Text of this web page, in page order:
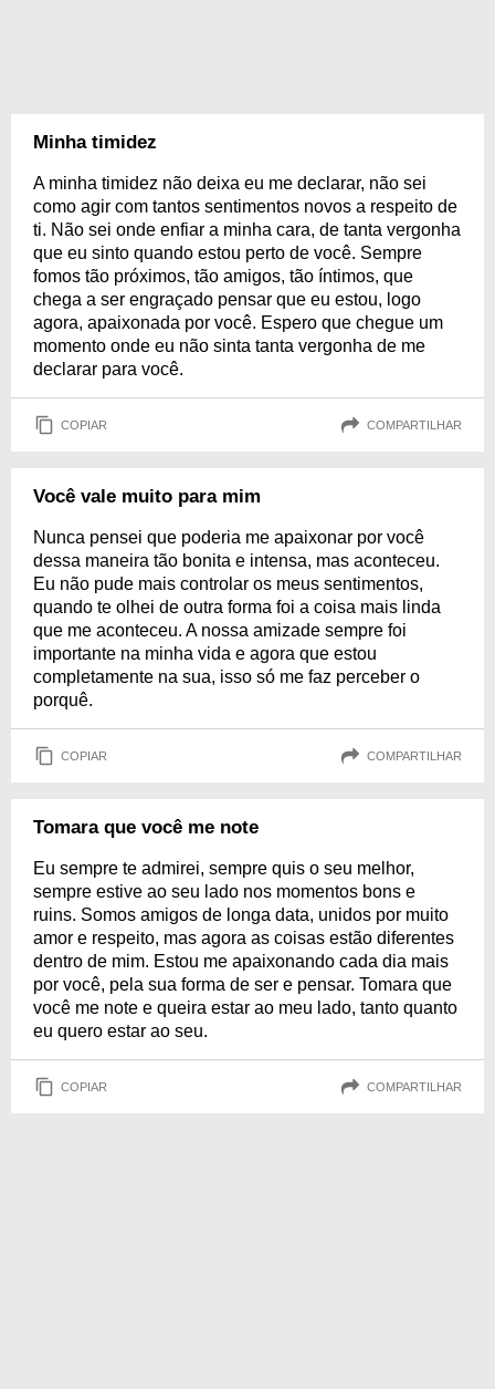
Minha timidez
A minha timidez não deixa eu me declarar, não sei
como agir com tantos sentimentos novos a respeito de
ti. Não sei onde enfiar a minha cara, de tanta vergonha
que eu sinto quando estou perto de você. Sempre
fomos tão próximos, tão amigos, tão íntimos, que
chega a ser engraçado pensar que eu estou, logo
agora, apaixonada por você. Espero que chegue um
momento onde eu não sinta tanta vergonha de me
declarar para você.
COPIAR COMPARTILHAR
Você vale muito para mim
Nunca pensei que poderia me apaixonar por você
dessa maneira tão bonita e intensa, mas aconteceu.
Eu não pude mais controlar os meus sentimentos,
quando te olhei de outra forma foi a coisa mais linda
que me aconteceu. A nossa amizade sempre foi
importante na minha vida e agora que estou
completamente na sua, isso só me faz perceber o
porquê.
COPIAR COMPARTILHAR
Tomara que você me note
Eu sempre te admirei, sempre quis o seu melhor,
sempre estive ao seu lado nos momentos bons e
ruins. Somos amigos de longa data, unidos por muito
amor e respeito, mas agora as coisas estão diferentes
dentro de mim. Estou me apaixonando cada dia mais
por você, pela sua forma de ser e pensar. Tomara que
você me note e queira estar ao meu lado, tanto quanto
eu quero estar ao seu.
COPIAR COMPARTILHAR